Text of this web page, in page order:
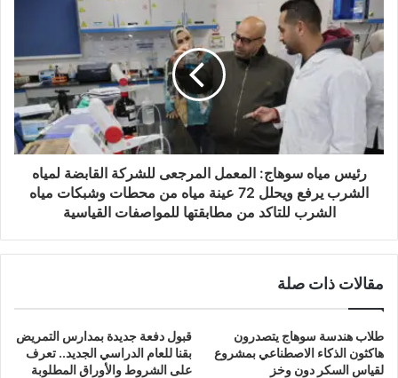
رئيس مياه سوهاج: المعمل المرجعى للشركة القابضة لمياه
الشرب يرفع ويحلل 72 عينة مياه من محطات وشبكات مياه
الشرب للتاكد من مطابقتها للمواصفات القياسية
مقالات ذات صلة
طلاب هندسة سوهاج يتصدرون
هاكثون الذكاء الاصطناعي بمشروع
لقياس السكر دون وخز
قبول دفعة جديدة بمدارس التمريض
بقنا للعام الدراسي الجديد.. تعرف
على الشروط والأوراق المطلوبة